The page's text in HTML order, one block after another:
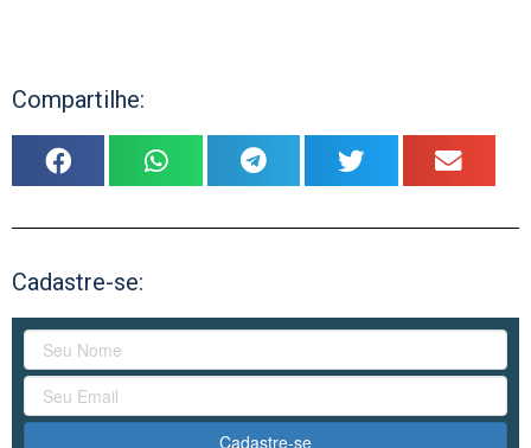
Compartilhe:
Cadastre-se:
Cadastre-se